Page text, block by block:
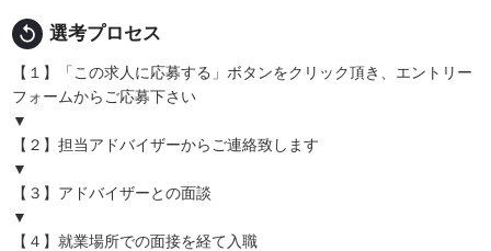
replay 選考プロセス
【１】「この求人に応募する」ボタンをクリック頂き、エントリー
フォームからご応募下さい
▼
【２】担当アドバイザーからご連絡致します
▼
【３】アドバイザーとの面談
▼
【４】就業場所での面接を経て入職